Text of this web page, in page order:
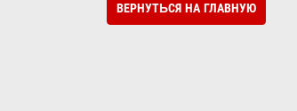
ВЕРНУТЬСЯ НА ГЛАВНУЮ